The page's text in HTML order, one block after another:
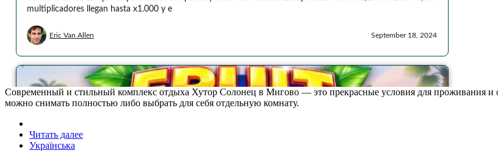
Современный и стильный комплекс отдыха Хутор Солонец в Мигово — это прекрасные условия для проживания и
можно снимать полностью либо выбрать для себя отдельную комнату.
Читать далее
Українська